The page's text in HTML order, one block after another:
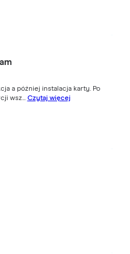
a później instalacja karty. Po
wsz... Czytaj więcej